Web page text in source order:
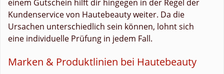
einem Gutschein hilft dir hingegen in der Regel der
Kundenservice von Hautebeauty weiter. Da die
Ursachen unterschiedlich sein können, lohnt sich
eine individuelle Prüfung in jedem Fall.
Marken & Produktlinien bei Hautebeauty